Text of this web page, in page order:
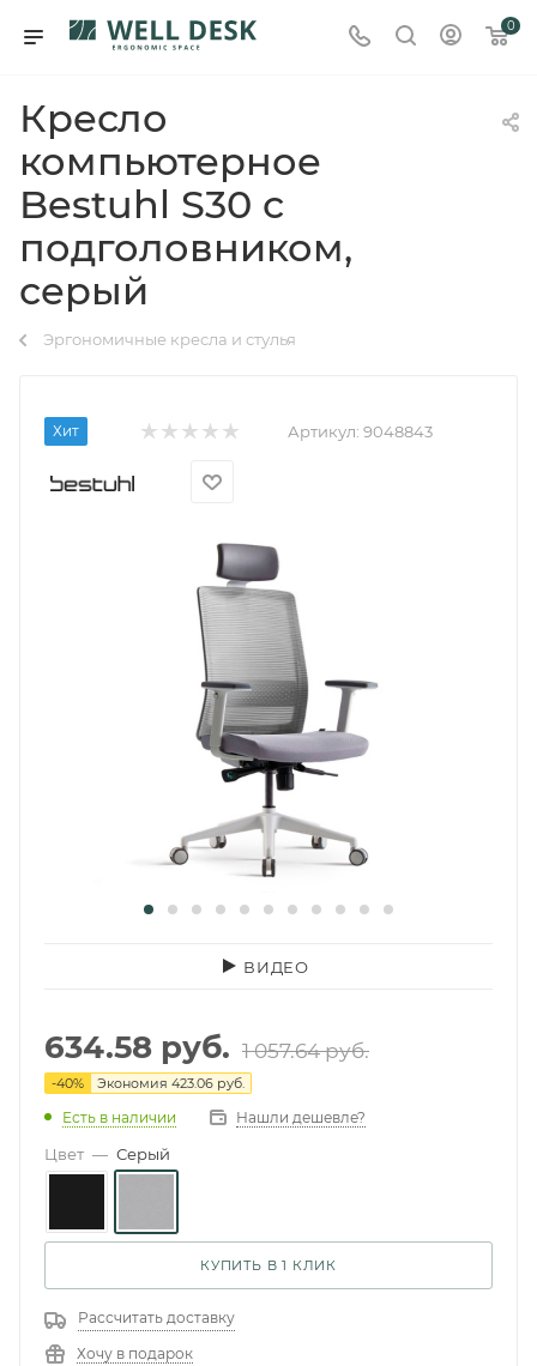
0
Кресло
компьютерное
Bestuhl S30 с
подголовником,
серый
Эргономичные кресла и стулья
Хит Артикул: 9048843
ВИДЕО
634.58 руб. 1 057.64руб.
-40% Экономия 423.06 руб.
Есть в наличии Нашли дешевле?
Цвет — Серый
КУПИТЬ В 1 КЛИК
Рассчитать доставку
Хочу в подарок